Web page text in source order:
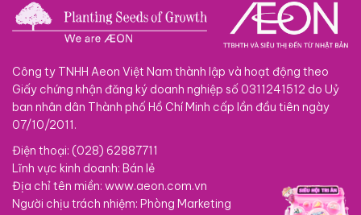
Công ty TNHH Aeon Việt Nam thành lập và hoạt động theo
Giấy chứng nhận đăng ký doanh nghiệp số 0311241512 do Uỷ
ban nhân dân Thành phố Hồ Chí Minh cấp lần đầu tiên ngày
07/10/2011.
Điện thoại: (028) 62887711
Lĩnh vực kinh doanh: Bán lẻ
Địa chỉ tên miền: www.aeon.com.vn
Người chịu trách nhiệm: Phòng Marketing